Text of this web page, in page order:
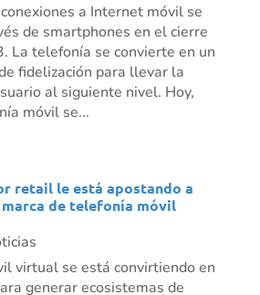
a Internet móvil se
de smartphones en el cierre
La telefonía se convierte en un
fidelización para llevar la
al siguiente nivel. Hoy,
móvil se...
retail le está apostando a
de telefonía móvil
virtual se está convirtiendo en
generar ecosistemas de